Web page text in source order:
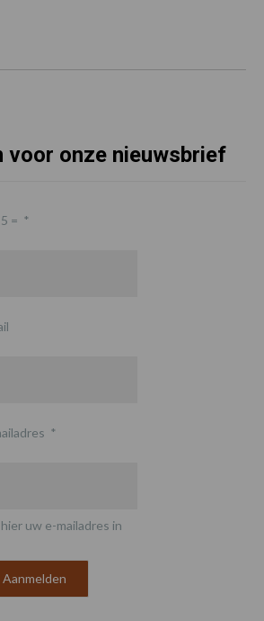
voor onze nieuwsbrief
= *
*
uw e-mailadres in